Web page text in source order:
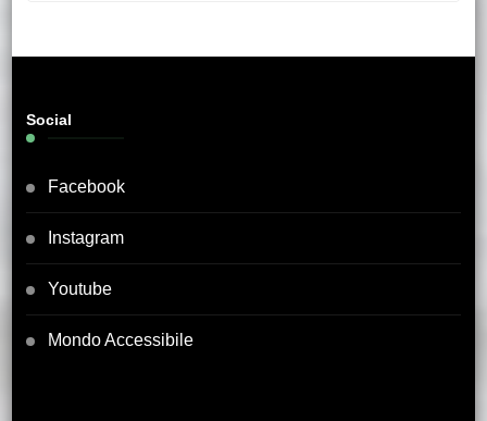
Social
Facebook
Instagram
Youtube
Mondo Accessibile